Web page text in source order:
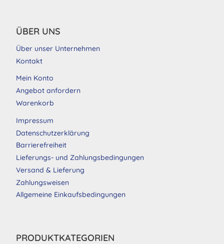
ÜBER UNS
Über unser Unternehmen
Kontakt
Mein Konto
Angebot anfordern
Warenkorb
Impressum
Datenschutzerklärung
Barrierefreiheit
Lieferungs- und Zahlungsbedingungen
Versand & Lieferung
Zahlungsweisen
Allgemeine Einkaufsbedingungen
PRODUKTKATEGORIEN